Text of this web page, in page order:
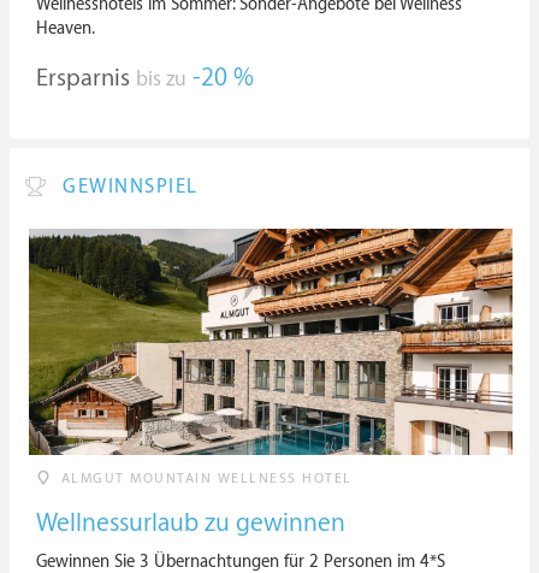
Heaven.
Ersparnis bis zu -20 %
GEWINNSPIEL
ALMGUT MOUNTAIN WELLNESS HOTEL
Wellnessurlaub zu gewinnen
Gewinnen Sie 3 Übernachtungen für 2 Personen im 4*S